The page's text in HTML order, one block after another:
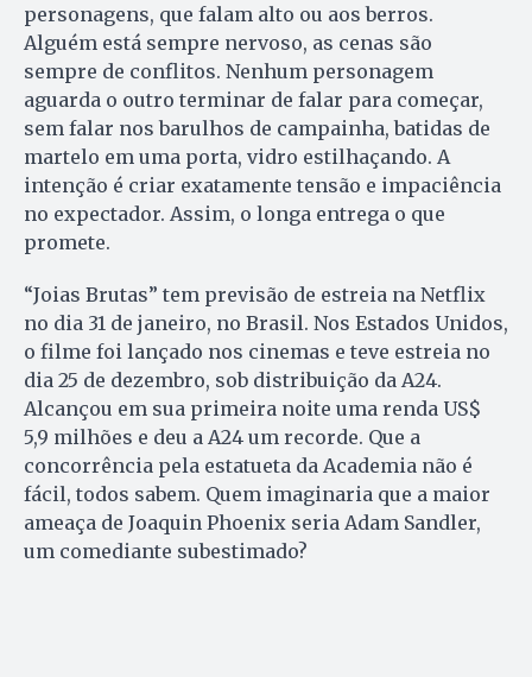
personagens, que falam alto ou aos berros.
Alguém está sempre nervoso, as cenas são
sempre de conflitos. Nenhum personagem
aguarda o outro terminar de falar para começar,
sem falar nos barulhos de campainha, batidas de
martelo em uma porta, vidro estilhaçando. A
intenção é criar exatamente tensão e impaciência
no expectador. Assim, o longa entrega o que
promete.
“Joias Brutas” tem previsão de estreia na Netflix
no dia 31 de janeiro, no Brasil. Nos Estados Unidos,
o filme foi lançado nos cinemas e teve estreia no
dia 25 de dezembro, sob distribuição da A24.
Alcançou em sua primeira noite uma renda US$
5,9 milhões e deu a A24 um recorde. Que a
concorrência pela estatueta da Academia não é
fácil, todos sabem. Quem imaginaria que a maior
ameaça de Joaquin Phoenix seria Adam Sandler,
um comediante subestimado?